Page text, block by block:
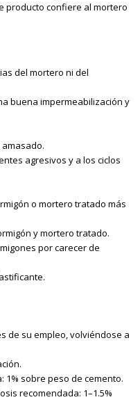
producto confiere al mortero
del mortero ni del
buena impermeabilización y
agresivos y a los ciclos
o mortero tratado más
y mortero tratado.
por carecer de
de su empleo, volviéndose a
1% sobre peso de cemento.
recomendada: 1–1.5%